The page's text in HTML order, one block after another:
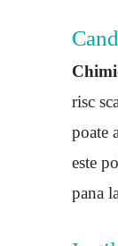
risc
poate
este
pana